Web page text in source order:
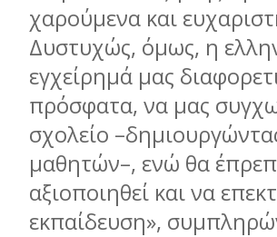
χαρούµενα και
Δυστυχώς, όµως, η
εγχείρηµά µας
πρόσφατα, να µας
σχολείο
µαθητών–, ενώ θα
αξιοποιηθεί και να
εκπαίδευση»,